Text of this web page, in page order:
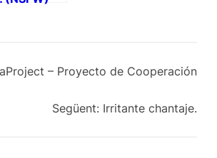
– Proyecto de Cooperación
Següent: Irritante chantaje.